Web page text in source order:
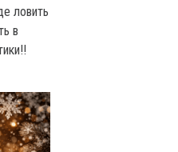
ловить
в